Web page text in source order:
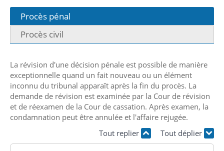
Procès pénal
Procès civil
La révision d'une décision pénale est possible de manière
exceptionnelle quand un fait nouveau ou un élément
inconnu du tribunal apparaît après la fin du procès. La
demande de révision est examinée par la Cour de révision
et de réexamen de la Cour de cassation. Après examen, la
condamnation peut être annulée et l'affaire rejugée.
Tout replier
Tout déplier